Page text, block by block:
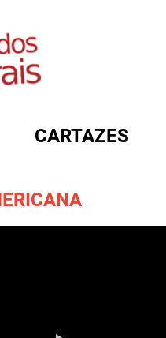
CARTAZES